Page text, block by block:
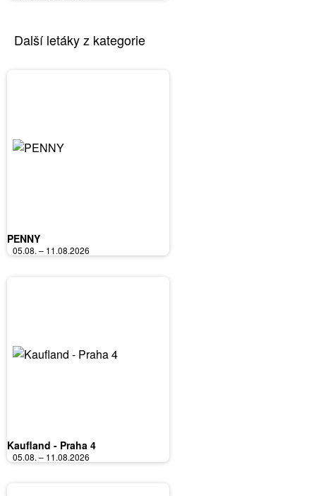
Další letáky z kategorie
PENNY
05.08. – 11.08.2026
Kaufland - Praha 4
05.08. – 11.08.2026